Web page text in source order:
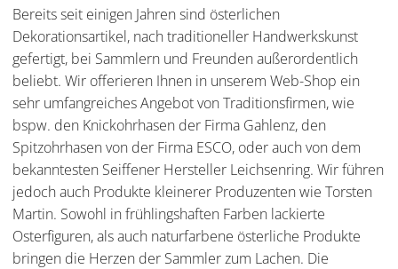
Bereits seit einigen Jahren sind österlichen
Dekorationsartikel, nach traditioneller Handwerkskunst
gefertigt, bei Sammlern und Freunden außerordentlich
beliebt. Wir offerieren Ihnen in unserem Web-Shop ein
sehr umfangreiches Angebot von Traditionsfirmen, wie
bspw. den Knickohrhasen der Firma Gahlenz, den
Spitzohrhasen von der Firma ESCO, oder auch von dem
bekanntesten Seiffener Hersteller Leichsenring. Wir führen
jedoch auch Produkte kleinerer Produzenten wie Torsten
Martin. Sowohl in frühlingshaften Farben lackierte
Osterfiguren, als auch naturfarbene österliche Produkte
bringen die Herzen der Sammler zum Lachen. Die